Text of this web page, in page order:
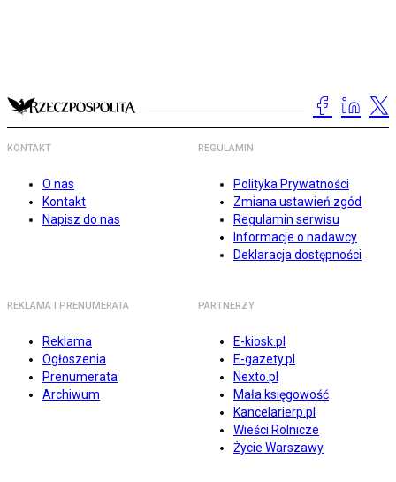
KONTAKT
O nas
Kontakt
Napisz do nas
REGULAMIN
Polityka Prywatności
Zmiana ustawień zgód
Regulamin serwisu
Informacje o nadawcy
Deklaracja dostępności
REKLAMA I PRENUMERATA
Reklama
Ogłoszenia
Prenumerata
Archiwum
PARTNERZY
E-kiosk.pl
E-gazety.pl
Nexto.pl
Mała księgowość
Kancelarierp.pl
Wieści Rolnicze
Życie Warszawy